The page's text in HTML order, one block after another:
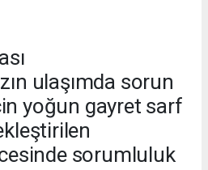
ulaşımda sorun
yoğun gayret sarf
sorumluluk